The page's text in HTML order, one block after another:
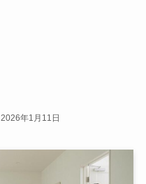
2026年1月11日